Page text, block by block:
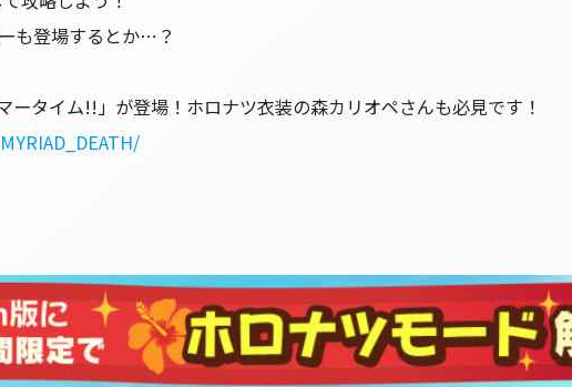
も登場するとか…？
タイム!!」が登場！ホロナツ衣装の森カリオペさんも必見です！